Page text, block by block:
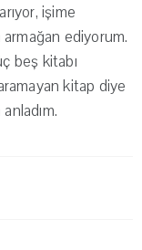
işime
armağan ediyorum.
beş kitabı
kitap diye